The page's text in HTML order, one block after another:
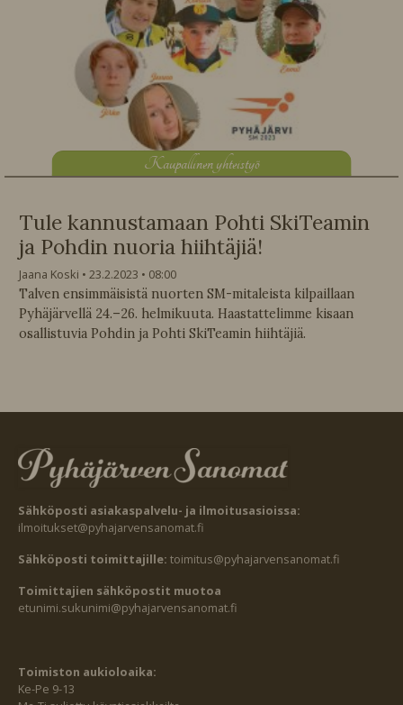
Kaupallinen yhteistyö
Tule kannustamaan Pohti SkiTeamin
ja Pohdin nuoria hiihtäjiä!
Jaana Koski 23.2.2023
08:00
Talven ensimmäisistä nuorten SM-mitaleista kilpaillaan
Pyhäjärvellä 24.–26. helmikuuta. Haastattelimme kisaan
osallistuvia Pohdin ja Pohti SkiTeamin hiihtäjiä.
Sähköposti asiakaspalvelu- ja ilmoitusasioissa:
ilmoitukset@pyhajarvensanomat.fi
Sähköposti toimittajille: toimitus@pyhajarvensanomat.fi
Toimittajien sähköpostit muotoa
etunimi.sukunimi@pyhajarvensanomat.fi
Toimiston aukioloaika:
Ke-Pe 9-13